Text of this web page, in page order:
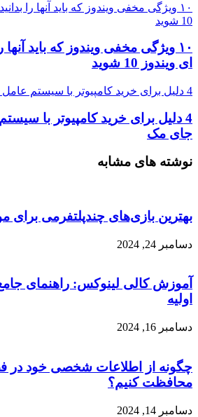
۱۰ ویژگی مخفی ویندوز که باید آنها را
10 شوید
۱۰ ویژگی مخفی ویندوز که باید آنها
ای ویندوز 10 شوید
4 دلیل برای خرید کامپیوتر با سیستم عامل ویندوز به جای مک
4 دلیل برای خرید کامپیوتر با
جای مک
نوشته های مشابه
بهترین بازی‌های چندپلتفرمی برای
دسامبر 24, 2024
آموزش کالی لینوکس: راهنمای
اولیه
دسامبر 16, 2024
چگونه از اطلاعات شخصی خود در
محافظت کنیم؟
دسامبر 14, 2024